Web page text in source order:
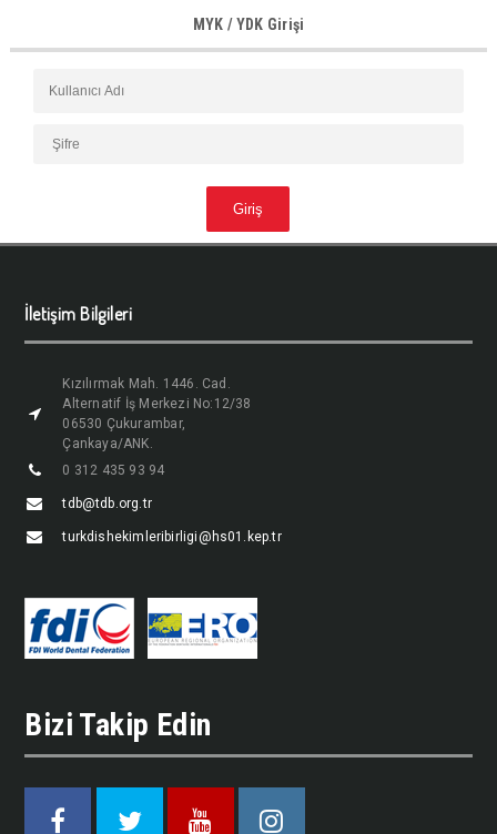
MYK / YDK Girişi
İletişim Bilgileri
Kızılırmak Mah. 1446. Cad.
Alternatif İş Merkezi No:12/38
06530 Çukurambar,
Çankaya/ANK.
0 312 435 93 94
tdb@tdb.org.tr
turkdishekimleribirligi@hs01.kep.tr
Bizi Takip Edin
Facebook Twitter Youtube Instagram